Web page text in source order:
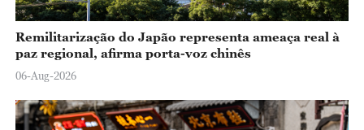
Remilitarização do Japão representa ameaça real à
paz regional, afirma porta-voz chinês
06-Aug-2026